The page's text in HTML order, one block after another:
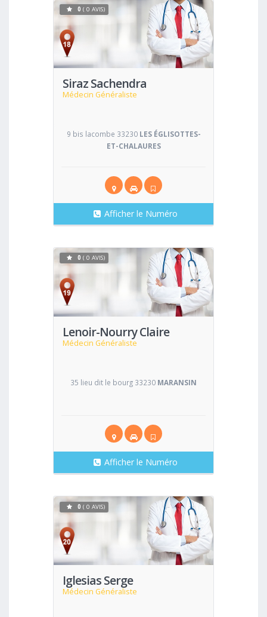
Siraz Sachendra
Médecin Généraliste
Voir
0 ( 0 AVIS)
9 bis lacombe 33230 LES ÉGLISOTTES-
ET-CHALAURES
Afficher le Numéro
Lenoir-Nourry Claire
Médecin Généraliste
Voir
0 ( 0 AVIS)
35 lieu dit le bourg 33230 MARANSIN
Afficher le Numéro
Iglesias Serge
Médecin Généraliste
Voir
0 ( 0 AVIS)